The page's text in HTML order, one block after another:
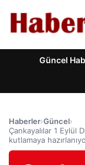
Güncel
Haberler›Güncel›
Çankayalılar 1 Eylül
kutlamaya